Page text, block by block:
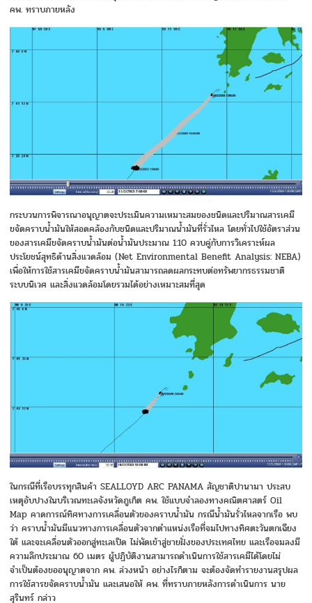
คพ. ทราบภายหลัง
กระบวนการพิจารณาอนุญาตจะประเมินความเหมาะสมของชนิดและปริมาณสารเคมี
ขจัดคราบน้ำมันให้สอดคล้องกับชนิดและปริมาณน้ำมันที่รั่วไหล โดยทั่วไปใช้อัตราส่วน
ของสารเคมีขจัดคราบน้ำมันต่อน้ำมันประมาณ 1:10 ควบคู่กับการวิเคราะห์ผล
ประโยชน์สุทธิด้านสิ่งแวดล้อม (Net Environmental Benefit Analysis: NEBA)
เพื่อให้การใช้สารเคมีขจัดคราบน้ำมันสามารถลดผลกระทบต่อทรัพยากรธรรมชาติ
ระบบนิเวศ และสิ่งแวดล้อมโดยรวมได้อย่างเหมาะสมที่สุด
ในกรณีที่เรือบรรทุกสินค้า SEALLOYD ARC PANAMA สัญชาติปานามา ประสบ
เหตุอับปางในบริเวณทะเลจังหวัดภูเก็ต คพ. ใช้แบบจำลองทางคณิตศาสตร์ Oil
Map คาดการณ์ทิศทางการเคลื่อนตัวของคราบน้ำมัน กรณีน้ำมันรั่วไหลจากเรือ พบ
ว่า คราบน้ำมันมีแนวทางการเคลื่อนตัวจากตำแหน่งเรือที่จมไปทางทิศตะวันตกเฉียง
ใต้ และจะเคลื่อนตัวออกสู่ทะเลเปิด ไม่พัดเข้าสู่ชายฝั่งของประเทศไทย และเรือจมลงมี
ความลึกประมาณ 60 เมตร ผู้ปฏิบัติงานสามารถดำเนินการใช้สารเคมีได้โดยไม่
จำเป็นต้องขออนุญาตจาก คพ. ล่วงหน้า อย่างไรก็ตาม จะต้องจัดทำรายงานสรุปผล
การใช้สารขจัดคราบน้ำมัน และเสนอให้ คพ. ที่ทราบภายหลังการดำเนินการ นาย
สุรินทร์ กล่าว